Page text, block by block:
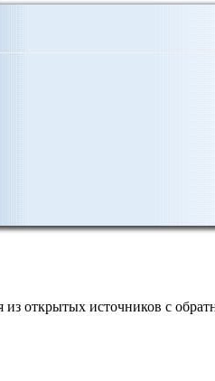
открытых источников с